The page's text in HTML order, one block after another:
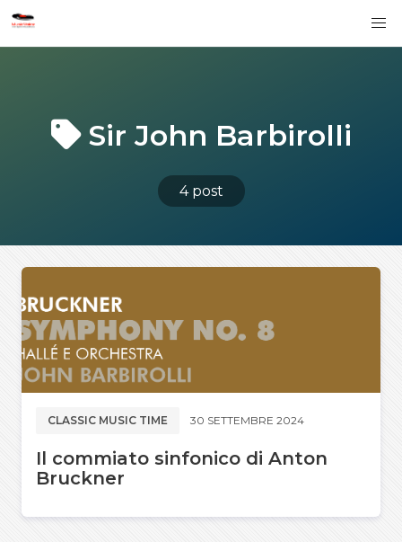
Sir John Barbirolli
4 post
CLASSIC MUSIC TIME 30 SETTEMBRE 2024
Il commiato sinfonico di Anton
Bruckner